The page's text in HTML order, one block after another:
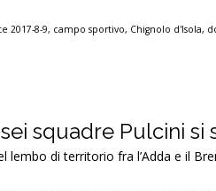
2017-8-9, campo sportivo, Chignolo d'Isola,
squadre Pulcini si
lembo di territorio fra l’Adda e il